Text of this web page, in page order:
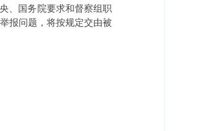
、国务院要求和督察组职
报问题，将按规定交由被